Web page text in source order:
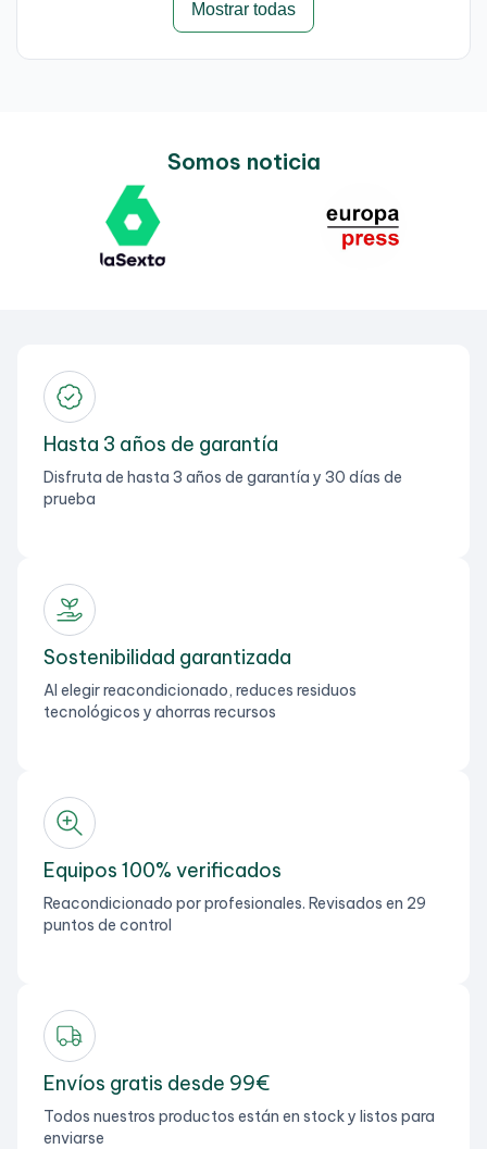
Mostrar todas
Somos noticia
Hasta 3 años de garantía
Disfruta de hasta 3 años de garantía y 30 días de
prueba
Sostenibilidad garantizada
Al elegir reacondicionado, reduces residuos
tecnológicos y ahorras recursos
Equipos 100% verificados
Reacondicionado por profesionales. Revisados en 29
puntos de control
Envíos gratis desde 99€
Todos nuestros productos están en stock y listos para
enviarse